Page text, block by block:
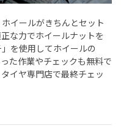
イールがきちんとセット
な力でホイールナットを
を使用してホイールの
た作業やチェックも無料で
イヤ専門店で最終チェッ